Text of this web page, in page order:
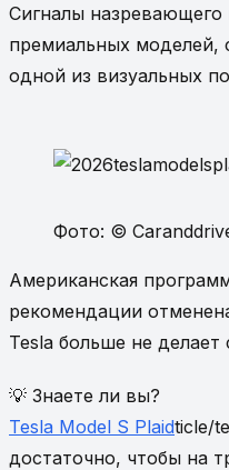
Сигналы назревающего
премиальных моделей,
одной из визуальных
Фото: ©
Американская
рекомендации
Tesla больше не
💡 Знаете ли вы?
Tesla Model S Plaidticle/
достаточно, чтобы на